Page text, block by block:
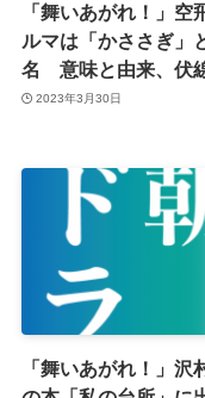
「舞いあがれ！」空
ルマは「かささぎ」
名 意味と由来、伏
2023年3月30日
「舞いあがれ！」沢